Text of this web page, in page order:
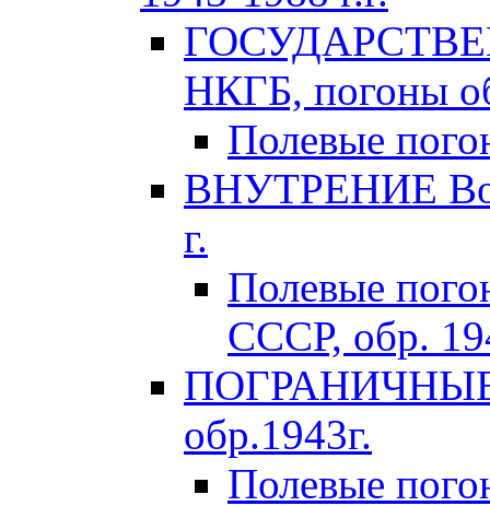
НКГБ, погоны
Полевые
ВНУТРЕНИЕ
г.
Полевые
СССР, обр.
ПОГРАНИЧНЫЕ
обр.1943г.
Полевые